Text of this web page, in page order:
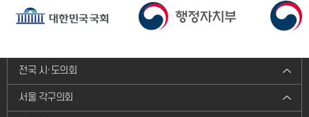
전국 시·도의회
서울 각구의회